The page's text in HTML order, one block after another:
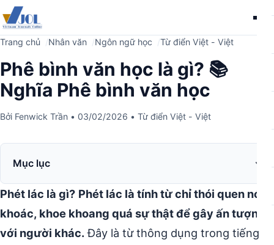
Trang chủ Nhân văn Ngôn ngữ học Từ điển Việt - Việt
Phê bình văn học là gì? 📚
Nghĩa Phê bình văn học
Bởi Fenwick Trần • 03/02/2026 • Từ điển Việt - Việt
Mục lục
Phét lác là gì? Phét lác là tính từ chỉ thói quen nói
khoác, khoe khoang quá sự thật để gây ấn tượng
với người khác.Đây là từ thông dụng trong tiếng